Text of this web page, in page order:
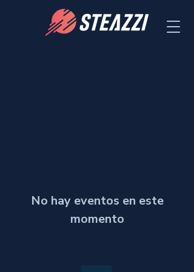
No hay eventos en este
momento